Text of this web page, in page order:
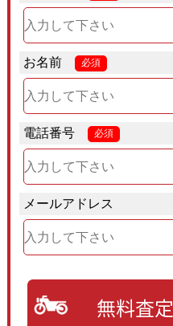
お名前 必須
電話番号 必須
メールアドレス
無料査定